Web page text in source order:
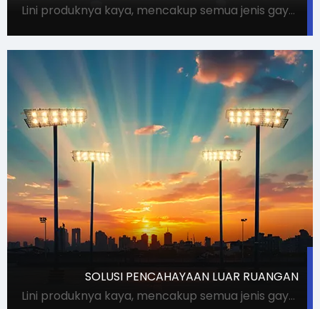
Lini produknya kaya, mencakup semua jenis gaya dan penggunaan lampu, memenuhi kebutuhan pengadaan dalam satu tempat. Ini dapat secara akurat memenuhi persyaratan Partai A untuk lampu, dan juga dapat mengoordinasikan pemasok untuk proyek-proyek khusus
SOLUSI PENCAHAYAAN LUAR RUANGAN
Lini produknya kaya, mencakup semua jenis gaya dan penggunaan lampu, memenuhi kebutuhan pengadaan dalam satu tempat. Ini dapat secara akurat memenuhi persyaratan Partai A untuk lampu, dan juga dapat mengoordinasikan pemasok untuk proyek-proyek khusus